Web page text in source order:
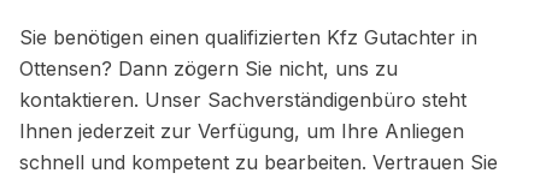
Sie benötigen einen qualifizierten Kfz Gutachter in
Ottensen? Dann zögern Sie nicht, uns zu
kontaktieren. Unser Sachverständigenbüro steht
Ihnen jederzeit zur Verfügung, um Ihre Anliegen
schnell und kompetent zu bearbeiten. Vertrauen Sie